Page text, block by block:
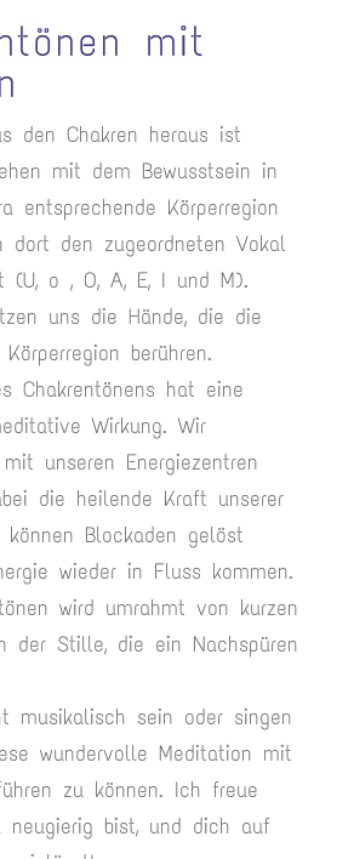
mit
den Chakren heraus ist
mit dem Bewusstsein in
entsprechende Körperregion
dort den zugeordneten Vokal
(U, o , O, A, E, I und M).
uns die Hände, die die
berühren.
Chakrentönens hat eine
Wirkung. Wir
unseren Energiezentren
die heilende Kraft unserer
können Blockaden gelöst
wieder in Fluss kommen.
wird umrahmt von kurzen
der Stille, die ein Nachspüren
musikalisch sein oder singen
wundervolle Meditation mit
zu können. Ich freue
neugierig bist, und dich auf